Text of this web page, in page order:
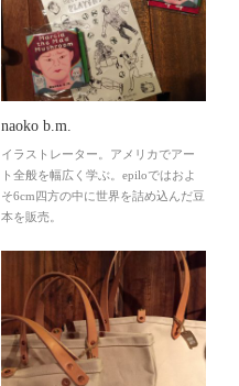
naoko b.m.
イラストレーター。アメリカでアー
ト全般を幅広く学ぶ。epiloではおよ
そ6cm四方の中に世界を詰め込んだ豆
本を販売。